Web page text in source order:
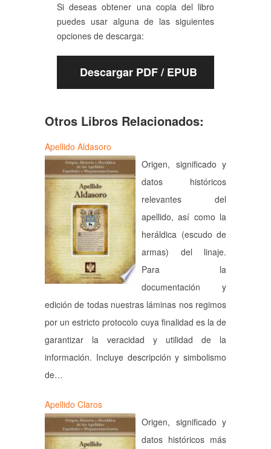
Si deseas obtener una copia del libro
puedes usar alguna de las siguientes
opciones de descarga:
Descargar PDF / EPUB
Otros Libros Relacionados:
Apellido Aldasoro
Origen, significado y
datos históricos
relevantes del
apellido, así como la
heráldica (escudo de
armas) del linaje.
Para la
documentación y
edición de todas nuestras láminas nos regimos
por un estricto protocolo cuya finalidad es la de
garantizar la veracidad y utilidad de la
información. Incluye descripción y simbolismo
de…
Apellido Claros
Origen, significado y
datos históricos más